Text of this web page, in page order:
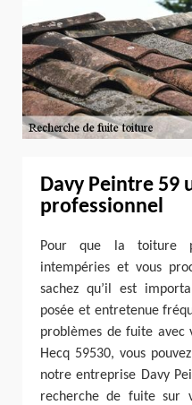
Davy Peintre 59
professionnel
Pour que la toiture
intempéries et vous
sachez qu’il est
posée et entretenue
problèmes de fuite
Hecq 59530, vous
notre entreprise Davy
recherche de fuite sur